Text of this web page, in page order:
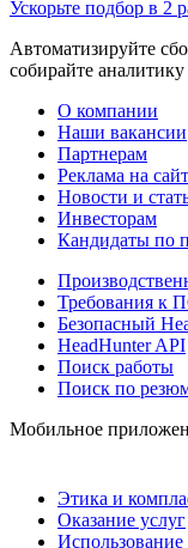
Ускорьте подбор в 2
Автоматизируйте
собирайте
О компании
Наши вакансии
Партнерам
Реклама на
Новости и
Инвесторам
Кандидаты по
Требования к
Безопасный
HeadHunter API
Поиск работы
Поиск по
Мобильное
Этика и
Оказание услуг
Использование